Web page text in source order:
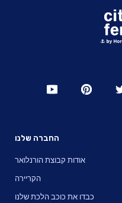
החברה שלנו
אודות קבוצת הורנלואר
הקריירה
כבדו את כוכב הלכת שלנו